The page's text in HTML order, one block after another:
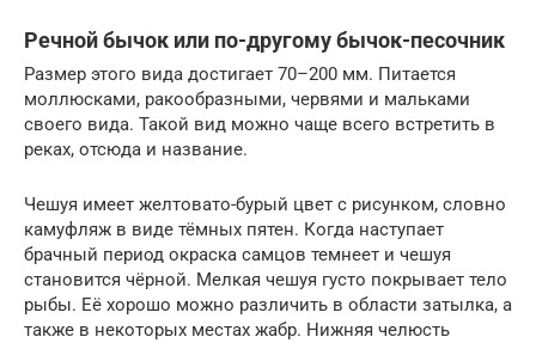
Речной бычок или по-другому бычок-песочник
Размер этого вида достигает 70–200 мм. Питается
моллюсками, ракообразными, червями и мальками
своего вида. Такой вид можно чаще всего встретить в
реках, отсюда и название.
Чешуя имеет желтовато-бурый цвет с рисунком, словно
камуфляж в виде тёмных пятен. Когда наступает
брачный период окраска самцов темнеет и чешуя
становится чёрной. Мелкая чешуя густо покрывает тело
рыбы. Её хорошо можно различить в области затылка, а
также в некоторых местах жабр. Нижняя челюсть